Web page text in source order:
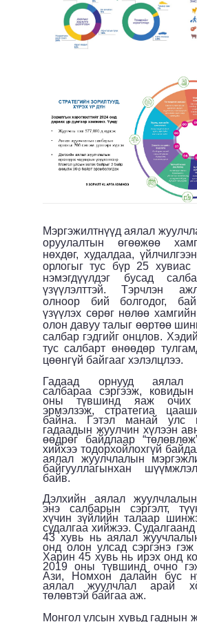
Мэргэжилтнүүд аялал
оруулалтын өгөөжөө
нөхдөг, худалдаа,
орлогыг тус бүр 25
нэмэгдүүлдэг
бусад
үзүүлэлттэй. Тэрчлэн
олноор бий болгодог,
үзүүлэх сөрөг нөлөө
олон давуу талыг өөртөө
салбар гэдгийг онцлов.
тус салбарт өнөөдөр
цөөнгүй байгааг хэлэлцлээ.
Гадаад орнууд аялал
салбараа сэргээж,
оны түвшинд яаж очих
эрмэлзэж, стратегиа
байна. Гэтэл манай
гадаадын жуулчин хүлээн
өөдрөг байдлаар
хийхээ тодорхойлохгүй
аялал жуулчлалын
байгууллагынхан
байв.
Дэлхийн аялал
энэ салбарын сэргэлт,
хүчин зүйлийн талаар
судалгаа хийжээ.
43 хувь нь аялал
онд олон улсад сэргэнэ гэж
Харин 45 хувь нь ирэх онд
2019 оны түвшинд очно
Ази, Номхон далайн бүс
аялал жуулчлал арай
төлөвтэй байгаа аж.
Монгол улсын хувьд гаднын